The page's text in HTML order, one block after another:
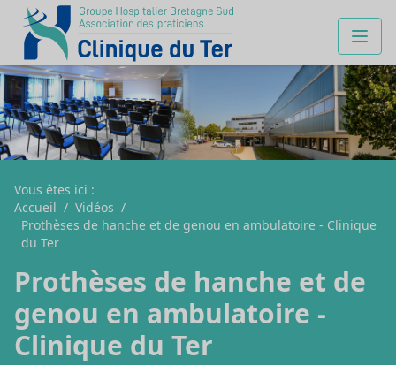
Vous êtes ici :
Accueil / Vidéos /
Prothèses de hanche et de genou en ambulatoire - Clinique
du Ter
Prothèses de hanche et de
genou en ambulatoire -
Clinique du Ter